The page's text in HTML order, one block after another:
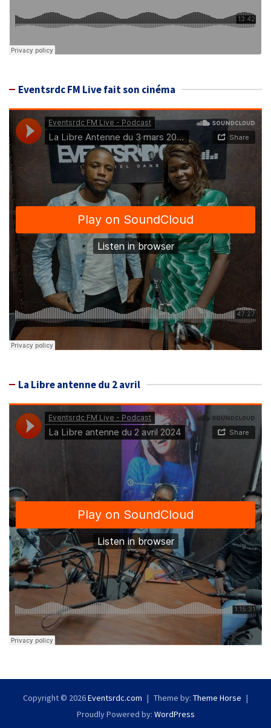
Eventsrdc FM Live fait son cinéma
La Libre antenne du 2 avril
Copyright © 2026Eventsrdc.com Theme by: Theme Horse
Proudly Powered by: WordPress